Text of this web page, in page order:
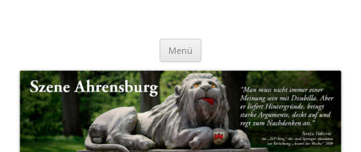
Szene Ahrensburg
Menü